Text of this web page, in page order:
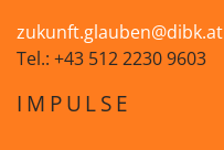
zukunft.glauben@dibk.at
Tel.: +43 512 2230 9603
IMPULSE